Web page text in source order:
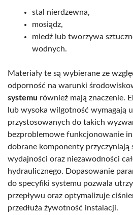
stal nierdzewna,
mosiądz,
miedź lub tworzywa
wodnych.
Materiały te są wybierane ze
odporność na warunki
systemu również mają znaczenie.
lub wysoka wilgotność wymagają
przystosowanych do takich
bezproblemowe funkcjonowanie
dobrane komponenty przyczyniają
wydajności oraz niezawodności
hydraulicznego. Dopasowanie
do specyfiki systemu pozwala
przepływu oraz optymalizuje
przedłuża żywotność instalacji.